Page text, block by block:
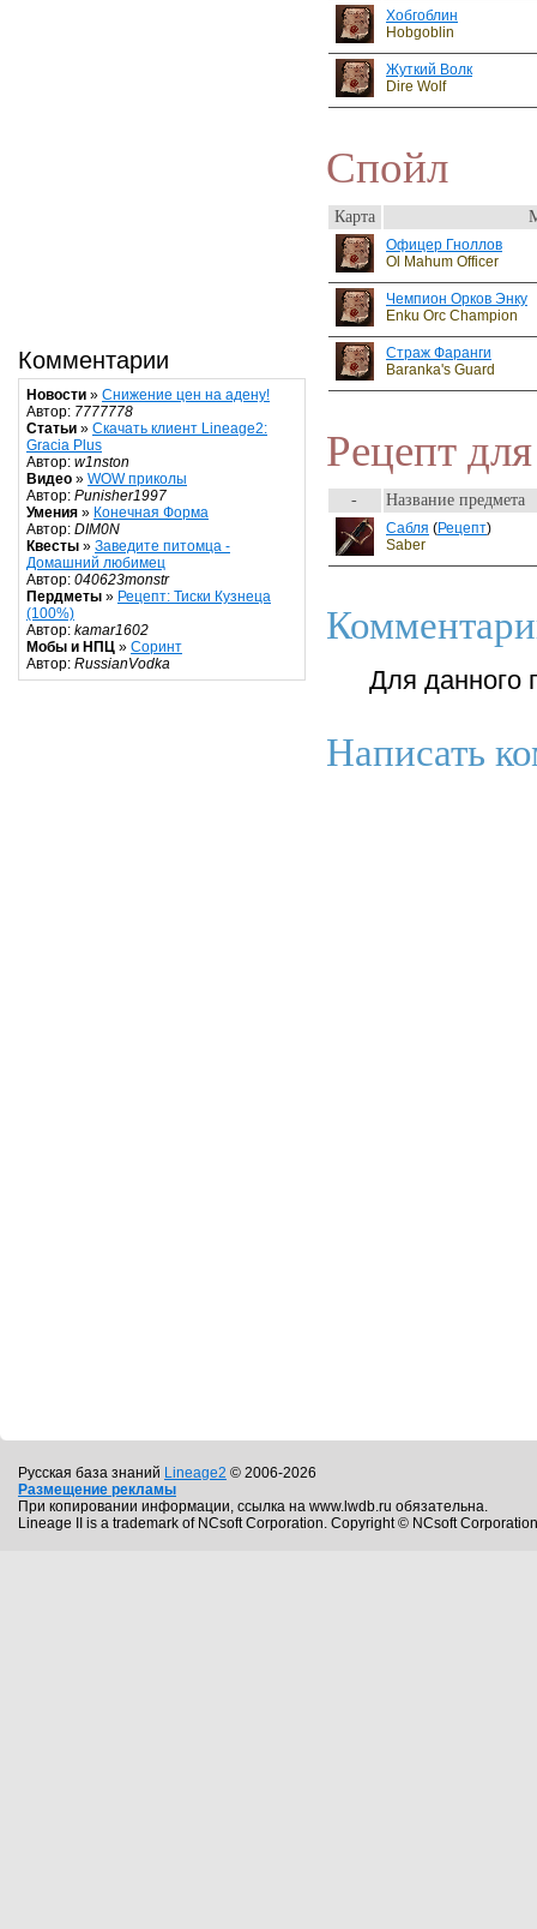
Комментарии
Новости » Снижение цен на адену!
Автор: 7777778
Статьи » Скачать клиент Lineage2:
Gracia Plus
Автор: w1nston
Видео » WOW приколы
Автор: Punisher1997
Умения » Конечная Форма
Автор: DIM0N
Квесты » Заведите питомца -
Домашний любимец
Автор: 040623monstr
Пердметы » Рецепт: Тиски Кузнеца
(100%)
Автор: kamar1602
Мобы и НПЦ » Соринт
Автор: RussianVodka
Хобгоблин
Hobgoblin
Жуткий Волк
Dire Wolf
Спойл
Карта
Офицер Гноллов
Ol Mahum Officer
Чемпион Орков Энку
Enku Orc Champion
Страж Фаранги
Baranka's Guard
Рецепт для
- Название предмета
Сабля (Рецепт)
Saber
Для данного
Написать
Русская база знаний Lineage2 © 2006-2026
Размещение рекламы
При копировании информации, ссылка на www.lwdb.ru обязательна.
Lineage II is a trademark of NCsoft Corporation. Copyright © NCsoft